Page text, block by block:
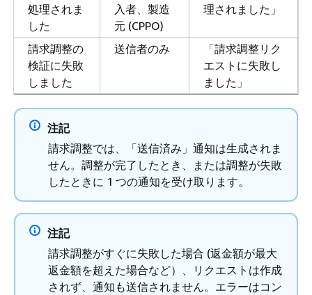
処理されま
した
入者、製造
元 (CPPO)
理されました」
請求調整の
検証に失敗
しました
送信者のみ
「請求調整リク
エストに失敗し
ました」
注記
請求調整では、「送信済み」通知は生成されま
せん。調整が完了したとき、または調整が失敗
したときに 1 つの通知を受け取ります。
注記
請求調整がすぐに失敗した場合 (返金額が最大
返金額を超えた場合など）、リクエストは作成
されず、通知も送信されません。エラーはコン